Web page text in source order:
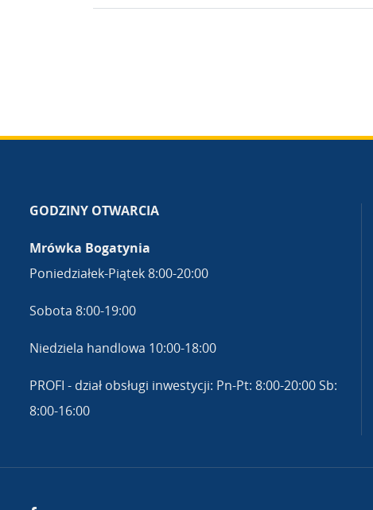
GODZINY OTWARCIA
Mrówka Bogatynia
Poniedziałek-Piątek 8:00-20:00
Sobota 8:00-19:00
Niedziela handlowa 10:00-18:00
PROFI - dział obsługi inwestycji: Pn-Pt: 8:00-20:00 Sb:
8:00-16:00